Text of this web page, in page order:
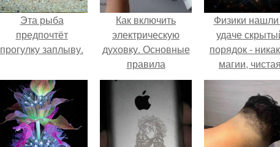
Эта рыба
предпочтёт
прогулку заплыву.
Как включить
электрическую
духовку. Основные
правила
использования
электрической
духовки
Физики
удаче
порядок -
магии,
квантовая
механика.